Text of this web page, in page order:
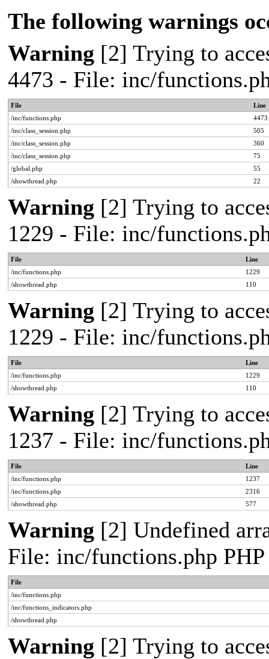
The following warnings
Warning [2] Trying to
4473 - File: inc/
File
Line
/inc/functions.php
4473
/inc/class_session.php
505
/inc/class_session.php
360
/inc/class_session.php
75
/global.php
55
/showthread.php
22
Warning [2] Trying to
1229 - File: inc/
File
Line
/inc/functions.php
1229
/showthread.php
110
Warning [2] Trying to
1229 - File: inc/
File
Line
/inc/functions.php
1229
/showthread.php
110
Warning [2] Trying to
1237 - File: inc/
File
Line
/inc/functions.php
1237
/inc/functions.php
2316
/showthread.php
577
Warning [2] Undefined
File: inc/functions.php
File
/inc/functions.php
/inc/functions_indicators.php
/showthread.php
Warning [2] Trying to